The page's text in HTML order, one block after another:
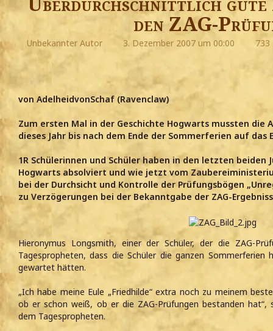
den ZAG-
Unbekannter Autor 3. Dezember 2007 um 00:00 733
von AdelheidvonSchaf (Ravenclaw)
Zum ersten Mal in der Geschichte Hogwarts mussten die
dieses Jahr bis nach dem Ende der Sommerferien auf
1R Schülerinnen und Schüler haben in den letzten beiden
Hogwarts absolviert und wie jetzt vom
bei der Durchsicht und Kontrolle der Prüfungsbögen
zu Verzögerungen bei der Bekanntgabe der ZAG-
Hieronymus Longsmith, einer der Schüler, der die ZAG-
Tagespropheten, dass die Schüler die ganzen Sommerferien
gewartet hätten.
„Ich habe meine Eule „Friedhilde“ extra noch zu meinem
ob er schon weiß, ob er die ZAG-Prüfungen bestanden
dem Tagespropheten.